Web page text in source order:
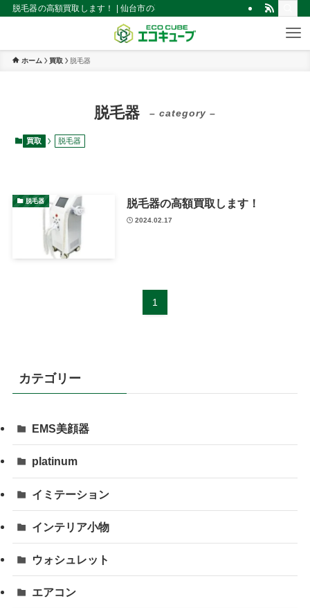
脱毛器の高額買取します！ | 仙台市の不用品買取・回収！見積無料｜出張買取
ホーム 買取 脱毛器
脱毛器 – category –
買取 脱毛器
脱毛器 脱毛器の高額買取します！
2024.02.17
1
カテゴリー
EMS美顔器
platinum
イミテーション
インテリア小物
ウォシュレット
エアコン